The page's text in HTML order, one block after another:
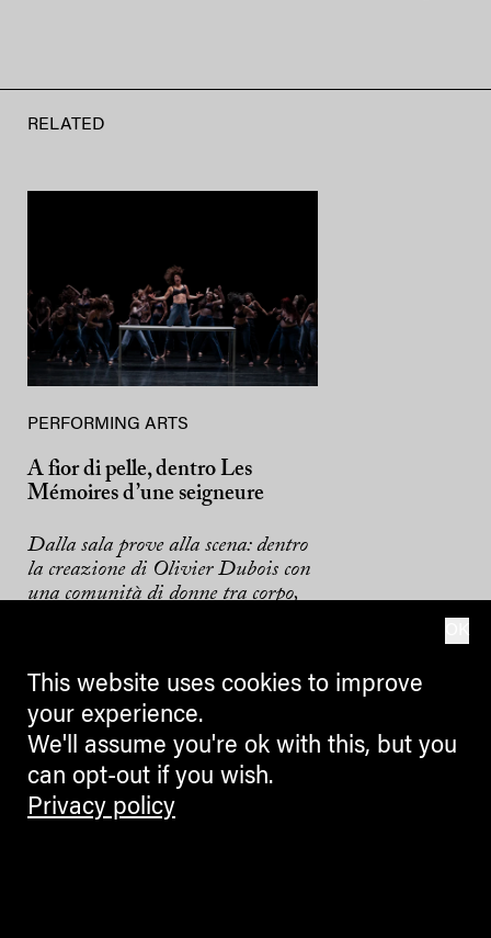
RELATED
PERFORMING ARTS
A fior di pelle, dentro Les
Mémoires d’une seigneure
Dalla sala prove alla scena: dentro
la creazione di Olivier Dubois con
una comunità di donne tra corpo,
MARIA QUINZ
This website uses cookies to improve
your experience.
We'll assume you're ok with this, but you
can opt-out if you wish.
Privacy policy